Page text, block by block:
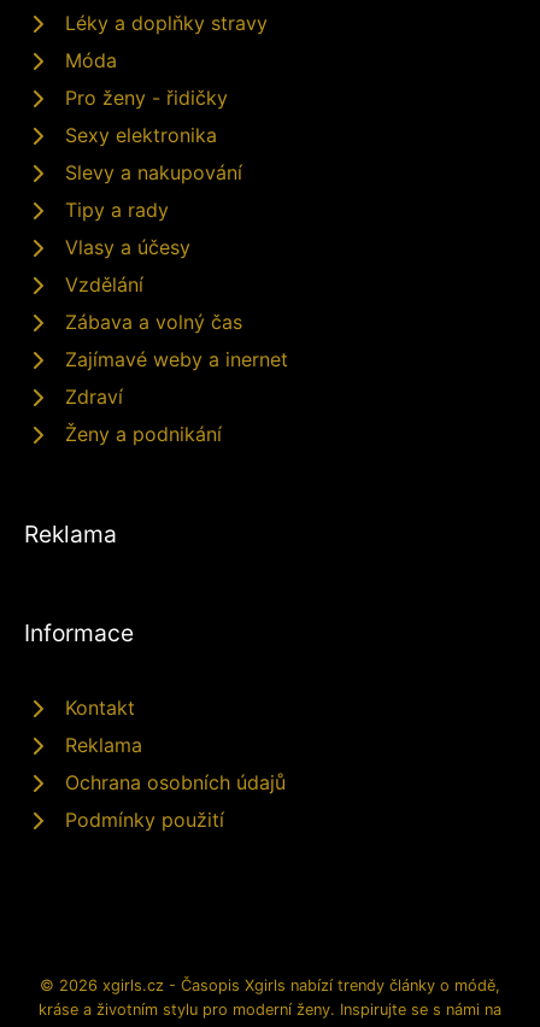
Léky a doplňky stravy
Móda
Pro ženy - řidičky
Sexy elektronika
Slevy a nakupování
Tipy a rady
Vlasy a účesy
Vzdělání
Zábava a volný čas
Zajímavé weby a inernet
Zdraví
Ženy a podnikání
Reklama
Informace
Kontakt
Reklama
Ochrana osobních údajů
Podmínky použití
© 2026 xgirls.cz - Časopis Xgirls nabízí trendy články o módě,
kráse a životním stylu pro moderní ženy. Inspirujte se s námi na